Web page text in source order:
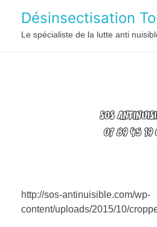
Le spécialiste de la lutte anti
http://sos-antinuisible.com/wp-
content/uploads/2015/10/